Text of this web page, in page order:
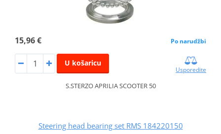
15,96 € Po narudžbi
U košaricu
Usporedite
S.STERZO APRILIA SCOOTER 50
Steering head bearing set RMS 184220150